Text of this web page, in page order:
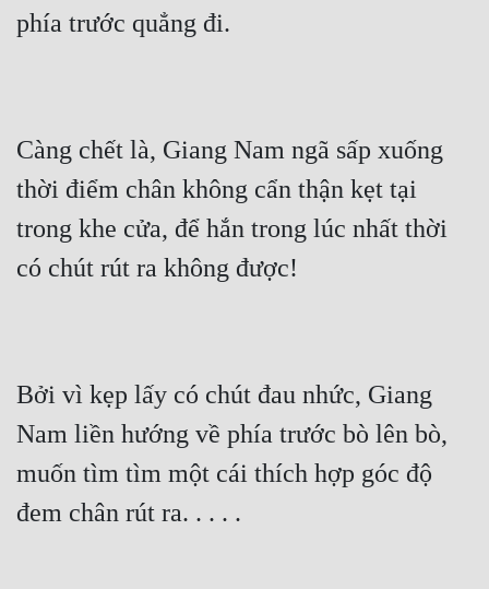
phía trước quẳng đi.
Càng chết là, Giang Nam ngã sấp xuống
thời điểm chân không cẩn thận kẹt tại
trong khe cửa, để hắn trong lúc nhất thời
có chút rút ra không được!
Bởi vì kẹp lấy có chút đau nhức, Giang
Nam liền hướng về phía trước bò lên bò,
muốn tìm tìm một cái thích hợp góc độ
đem chân rút ra. . . . .